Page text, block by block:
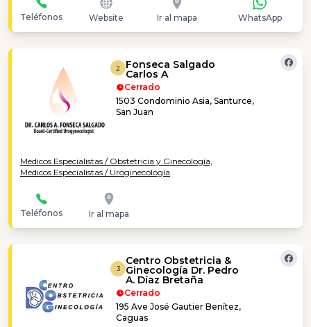
Teléfonos Website Ir al mapa WhatsApp
2 Fonseca Salgado
Carlos A
Cerrado
1503 Condominio Asia, Santurce,
San Juan
Médicos Especialistas / Obstetricia y Ginecología,
Médicos Especialistas / Uroginecología
Teléfonos Ir al mapa
3
Centro Obstetricia &
Ginecología Dr. Pedro
A. Díaz Bretaña
Cerrado
195 Ave José Gautier Benítez,
Caguas